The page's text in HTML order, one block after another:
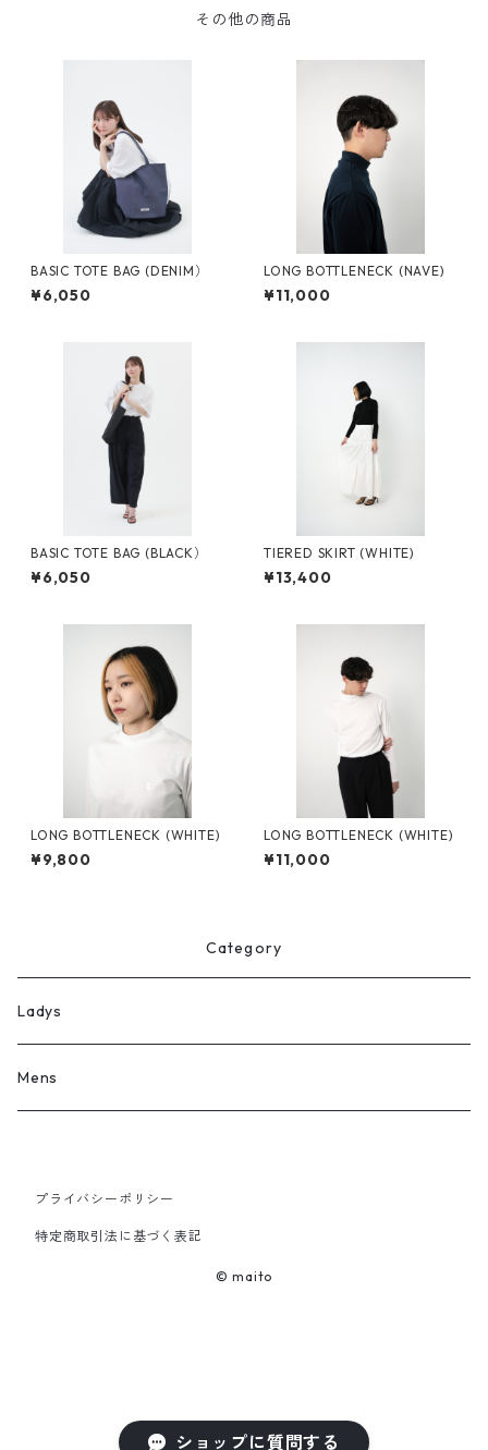
ショップに質問する
その他の商品
BASIC TOTE BAG (DENIM）
¥6,050
LONG BOTTLENECK (NAVE)
¥11,000
BASIC TOTE BAG (BLACK）
¥6,050
TIERED SKIRT (WHITE)
¥13,400
LONG BOTTLENECK (WHITE)
¥9,800
LONG BOTTLENECK (WHITE)
¥11,000
Category
Ladys
Mens
プライバシーポリシー
特定商取引法に基づく表記
© maito